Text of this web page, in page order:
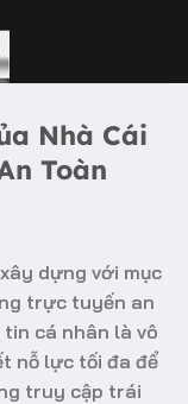
Nhà Cái
Toàn
dựng với mục
trực tuyến an
cá nhân là vô
nỗ lực tối đa để
truy cập trái